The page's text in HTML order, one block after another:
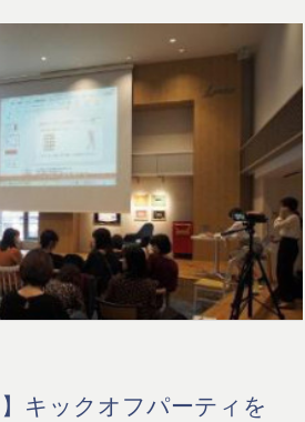
】キックオフパーティを